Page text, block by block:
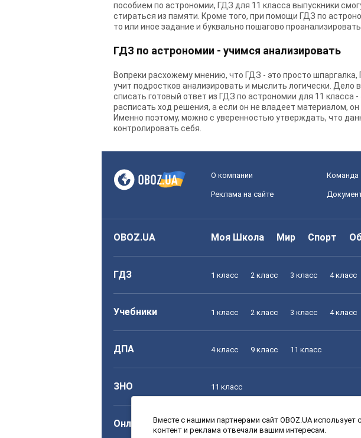
пособием по астрономии, ГДЗ для 11 класса выпускники
стираться из памяти. Кроме того, при помощи ГДЗ по
то или иное задание и буквально пошагово
ГДЗ по астрономии - учимся анализировать
Вопреки расхожему мнению, что ГДЗ - это просто
учит подростков анализировать и мыслить логически.
списать готовый ответ из ГДЗ по астрономии для 11
расписать ход решения, а если он не владеет материалом,
Именно поэтому, можно с уверенностью утверждать, что
контролировать себя.
О компании Команда
Реклама на сайте
OBOZ.UA Моя Школа Мир Спорт
ГДЗ 1 класс 2 класс 3 класс 4 класс
Учебники 1 класс 2 класс 3 класс 4 класс
ДПА 4 класс 9 класс 11 класс
ЗНО 11 класс
Онлайн уроки 1 класс 2 класс 3 класс 4 класс
Вместе с нашими партнерами сайт OBOZ.UA
контент и реклама отвечали вашим интересам.